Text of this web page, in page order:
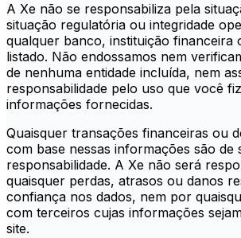
A Xe não se responsabiliza pela
situação regulatória ou integridade
qualquer banco, instituição financeira
listado. Não endossamos nem
de nenhuma entidade incluída, nem
responsabilidade pelo uso que você
informações fornecidas.
Quaisquer transações financeiras ou
com base nessas informações são de
responsabilidade. A Xe não será
quaisquer perdas, atrasos ou danos
confiança nos dados, nem por
com terceiros cujas informações
site.